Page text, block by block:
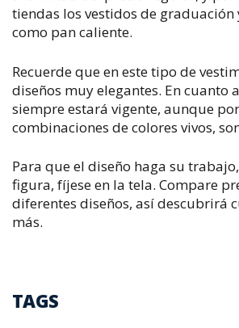
tiendas los vestidos de graduación
como pan caliente.
Recuerde que en este tipo de
diseños muy elegantes. En cuanto
siempre estará vigente, aunque
combinaciones de colores vivos,
Para que el diseño haga su
figura, fíjese en la tela. Compare
diferentes diseños, así descubrirá
más.
TAGS